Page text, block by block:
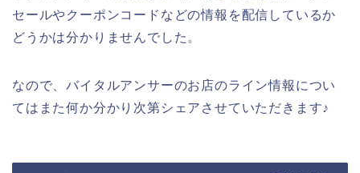
セールやクーポンコードなどの情報を配信しているか
どうかは分かりませんでした。
なので、バイタルアンサーのお店のライン情報につい
てはまた何か分かり次第シェアさせていただきます♪